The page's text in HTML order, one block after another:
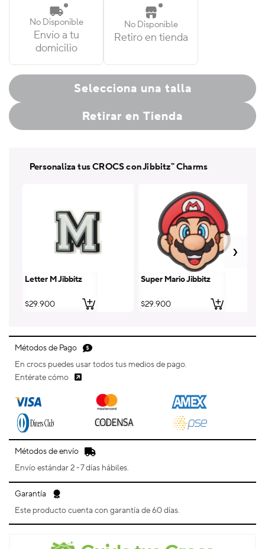
Classic
Marbled
Clog
Classic
Marbled
No Disponible
Envío a tu
domicilio
No Disponible
Retiro en tienda
Selecciona una talla
Retirar en Tienda
Personaliza tus CROCS con Jibbitz™ Charms
Letter M Jibbitz
Precio
$29.900
Super Mario Jibbitz
Precio
$29.900
Métodos de Pago
En crocs puedes usar todos tus medios de pago.
Entérate cómo
Métodos de envío
Envío estándar 2 - 7 días hábiles.
Garantía
Este producto cuenta con garantía de 60 días.